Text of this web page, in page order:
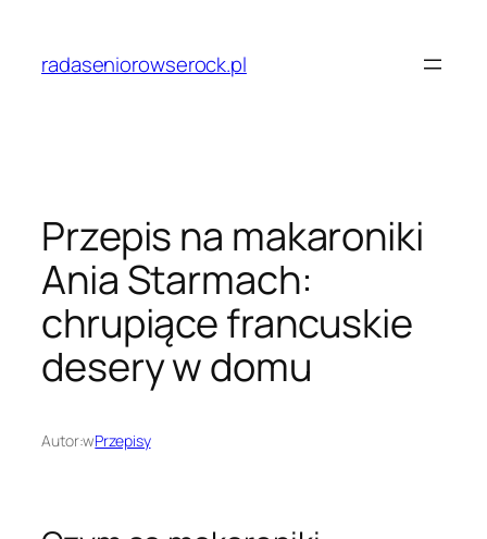
treściradaseniorowserock.pl
Przepis na makaroniki
Ania Starmach:
chrupiące francuskie
desery w domu
Autor:wPrzepisy